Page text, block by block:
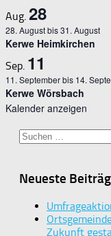
Aug. 28
28. Augustbis31. August
Kerwe Heimkirchen
Sep. 11
11. Septemberbis 14.
Kerwe Wörsbach
Kalender anzeigen
Suchen
Neueste
Zukunft